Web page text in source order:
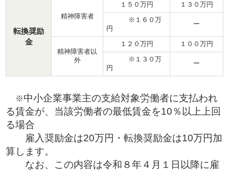
転換奨励
金
精神障害者
１５０万円 １３０万円
※１６０万
円
ー
精神障害者以
外
１２０万円 １００万円
※１３０万
円
ー
※中小企業事業主の支給対象労働者に支払われ
る賃金が、当該労働者の最低賃金を10％以上上回
る場合
雇入奨励金は20万円・転換奨励金は10万円加
算します。
なお、この内容は令和８年４月１日以降に雇